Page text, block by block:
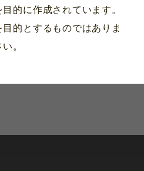
的に作成されています。
的とするものではありま
。